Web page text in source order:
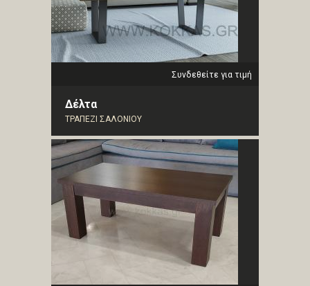
Συνδεθείτε για τιμή
Δέλτα
ΤΡΑΠΕΖΙ ΣΑΛΟΝΙΟΥ